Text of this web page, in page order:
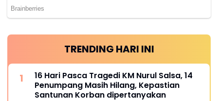
TRENDING HARI INI
16 Hari Pasca Tragedi KM Nurul Salsa, 14
Penumpang Masih Hilang, Kepastian
Santunan Korban dipertanyakan